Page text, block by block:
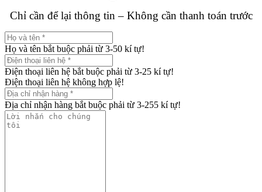
Chỉ cần để lại thông tin – Không cần thanh toán trước
Họ và tên bắt buộc phải từ 3-50 kí tự!
Điện thoại liên hệ bắt buộc phải từ 3-25 kí tự!
Điện thoại liên hệ không hợp lệ!
Địa chỉ nhận hàng bắt buộc phải từ 3-255 kí tự!